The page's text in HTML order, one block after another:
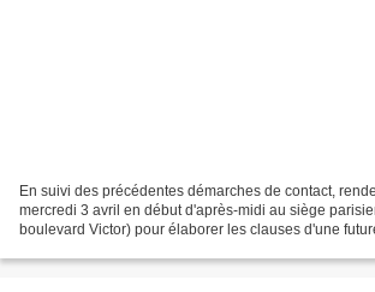
En suivi des précédentes démarches de contact,
mercredi 3 avril en début d'après-midi au siège
boulevard Victor) pour élaborer les clauses d'une